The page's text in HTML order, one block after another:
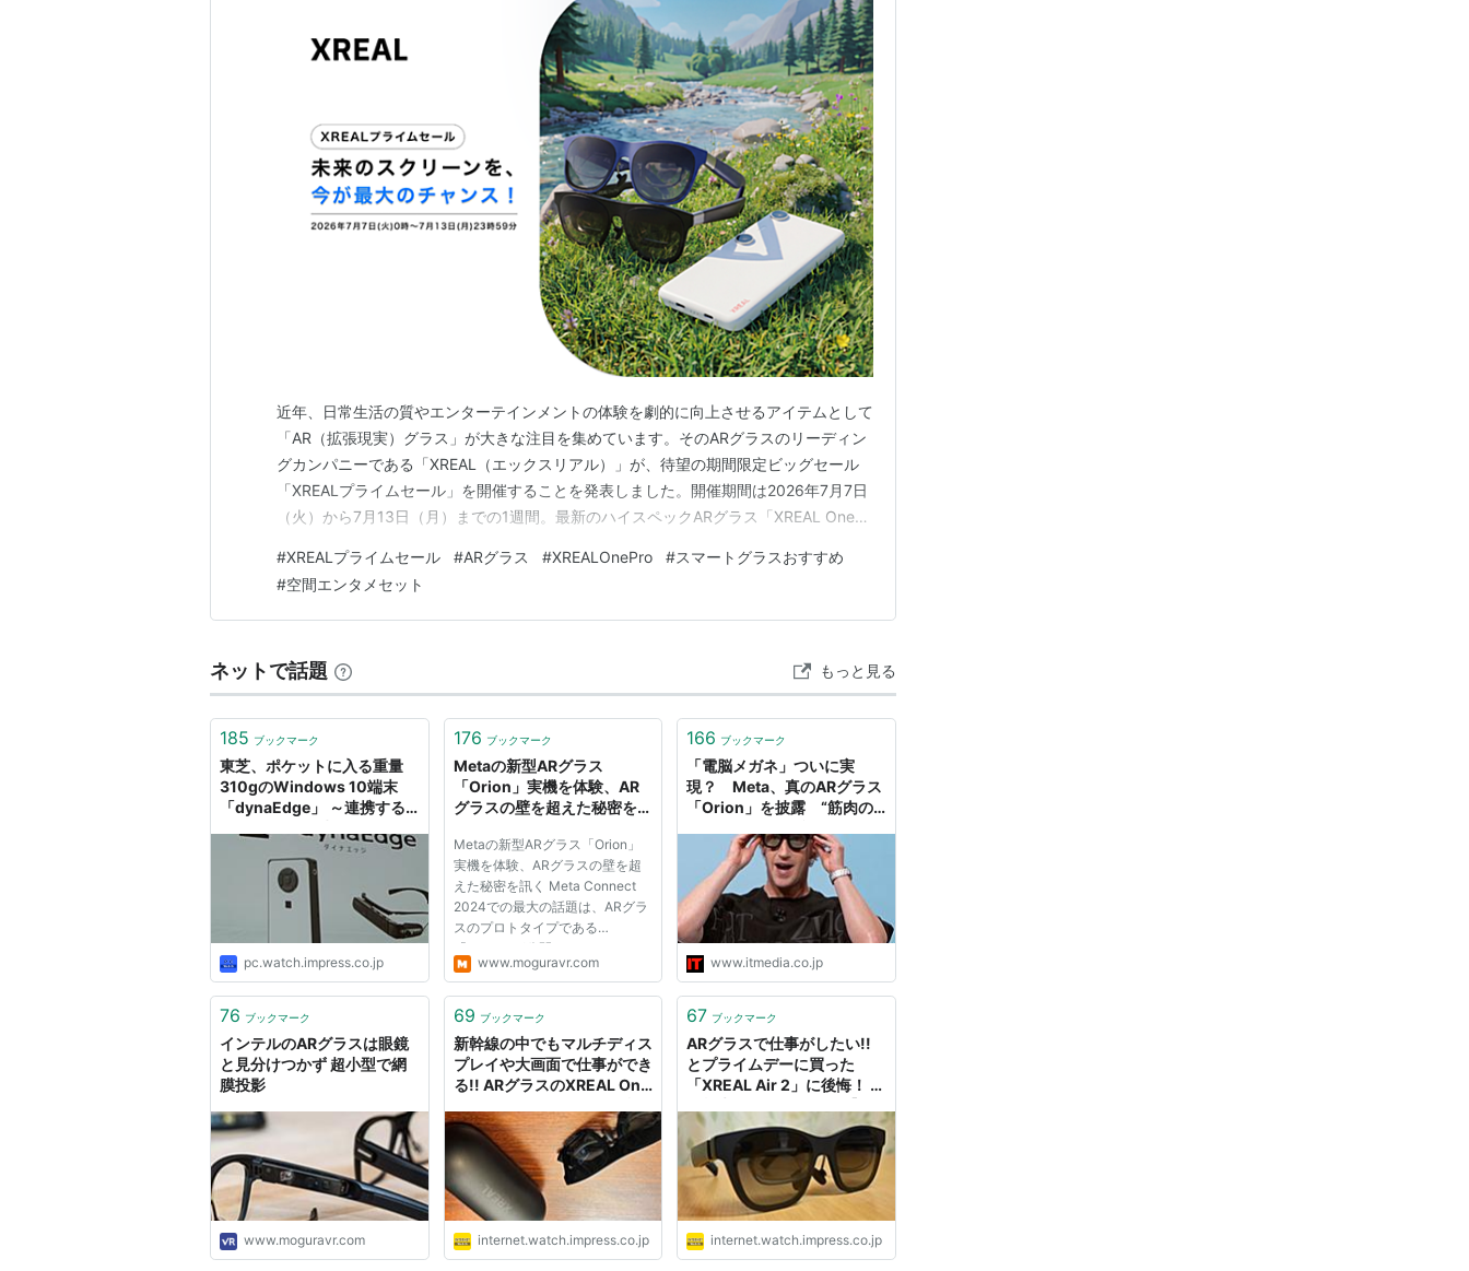
近年、日常生活の質やエンターテインメントの体験を劇的に向上させるアイテムとして
「AR（拡張現実）グラス」が大きな注目を集めています。そのARグラスのリーディン
グカンパニーである「XREAL（エックスリアル）」が、待望の期間限定ビッグセール
「XREALプライムセール」を開催することを発表しました。開催期間は2026年7月7日
（火）から7月13日（月）までの1週間。最新のハイスペックARグラス「XREAL One
世界へ足を踏み入れる絶好のチャンスです。 XREALプライムセールの開催スケジュー
ルと概要 注目のセ…
#XREALプライムセール #ARグラス #XREALOnePro #スマートグラスおすすめ
#空間エンタメセット
ネットで話題 もっと見る
185 ブックマーク
東芝、ポケットに入る重量
310gのWindows 10端末
「dynaEdge」 ～連携する
pc.watch.impress.co.jp
176 ブックマーク
Metaの新型ARグラス
「Orion」実機を体験、AR
グラスの壁を超えた秘密を訊
Metaの新型ARグラス「Orion」
実機を体験、ARグラスの壁を超
えた秘密を訊く Meta Connect
2024での最大の話題は、ARグラ
スのプロトタイプである
「Orion」が公開されたことだ。
（ARグラスのプロトタイプ
ーグCEOが「初めての、完全な機
能を備えたARグラス」という
Orionは、どのような特質を...
www.moguravr.com
166 ブックマーク
「電脳メガネ」ついに実
現？ Meta、真のARグラス
「Orion」を披露 “筋肉の
www.itmedia.co.jp
76 ブックマーク
インテルのARグラスは眼鏡
と見分けつかず 超小型で網
膜投影
www.moguravr.com
69 ブックマーク
新幹線の中でもマルチディス
プレイや大画面で仕事ができ
る!! ARグラスのXREAL One
った 【テレワークグッズ・
ミニレビュー 第123回】
internet.watch.impress.co.jp
67 ブックマーク
ARグラスで仕事がしたい!!
とプライムデーに買った
「XREAL Air 2」に後悔！ そ
レワークグッズ・ミニレビュ
ー 第139回】
internet.watch.impress.co.jp